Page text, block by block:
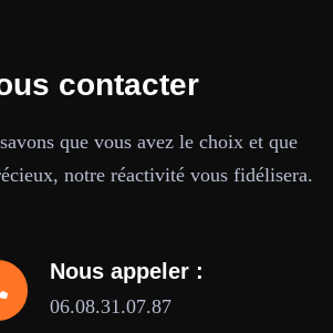
contacter
que vous avez le choix et que
notre réactivité vous fidélisera.
Nous appeler :
06.08.31.07.87